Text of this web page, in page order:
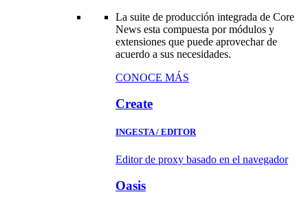
La suite de producción integrada de Core
News esta compuesta por módulos y
extensiones que puede aprovechar de
acuerdo a sus necesidades.
CONOCE MÁS
Create
INGESTA / EDITOR
Editor de proxy basado en el navegador
Oasis